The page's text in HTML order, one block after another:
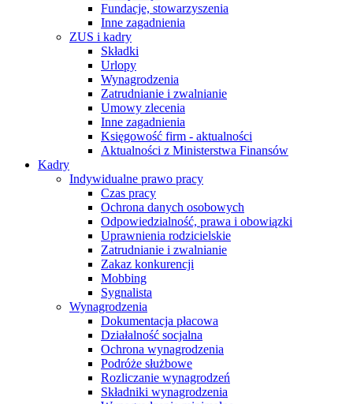
Fundacje, stowarzyszenia
Inne zagadnienia
ZUS i kadry
Składki
Urlopy
Wynagrodzenia
Zatrudnianie i zwalnianie
Umowy zlecenia
Inne zagadnienia
Księgowość firm - aktualności
Aktualności z Ministerstwa Finansów
Kadry
Indywidualne prawo pracy
Czas pracy
Ochrona danych osobowych
Odpowiedzialność, prawa i obowiązki
Uprawnienia rodzicielskie
Zatrudnianie i zwalnianie
Zakaz konkurencji
Mobbing
Sygnalista
Wynagrodzenia
Dokumentacja płacowa
Działalność socjalna
Ochrona wynagrodzenia
Podróże służbowe
Rozliczanie wynagrodzeń
Składniki wynagrodzenia